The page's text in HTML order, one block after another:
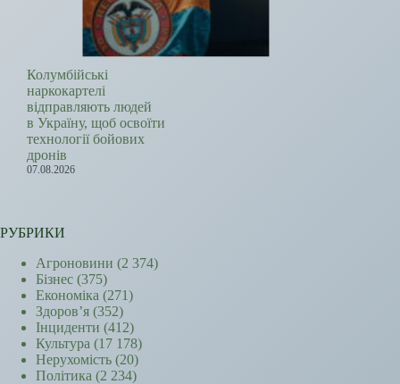
Колумбійські
наркокартелі
відправляють людей
в Україну, щоб освоїти
технології бойових
дронів
07.08.2026
РУБРИКИ
Агроновини (2 374)
Бізнес (375)
Економіка (271)
Здоров’я (352)
Інциденти (412)
Культура (17 178)
Нерухомість (20)
Політика (2 234)